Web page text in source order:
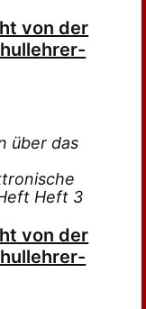
von der
über das
Heft 3
von der